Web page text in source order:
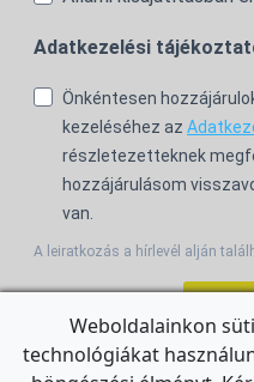
Adatkezelési
Önkéntesen
kezeléséhez az
részletezetteknek
hozzájárulásom
van.
A leiratkozás a hírlevél alján
For the English
Weboldalainkon
technológiákat